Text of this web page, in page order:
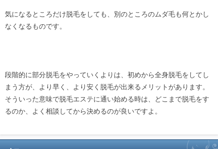
気になるところだけ脱毛をしても、別のところのムダ毛も何とかし
なくなるものです。
段階的に部分脱毛をやっていくよりは、初めから全身脱毛をしてし
まう方が、より早く、より安く脱毛が出来るメリットがあります。
そういった意味で脱毛エステに通い始める時は、どこまで脱毛をす
るのか、よく相談してから決めるのが良いですよ。